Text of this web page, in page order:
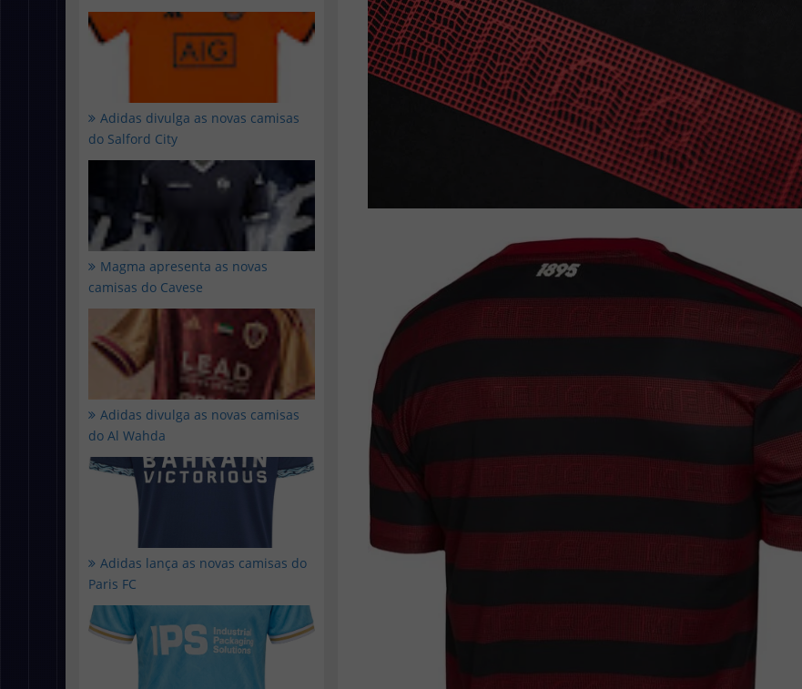
Adidas divulga as novas camisas
do Salford City
Magma apresenta as novas
camisas do Cavese
Adidas divulga as novas camisas
do Al Wahda
Adidas lança as novas camisas do
Paris FC